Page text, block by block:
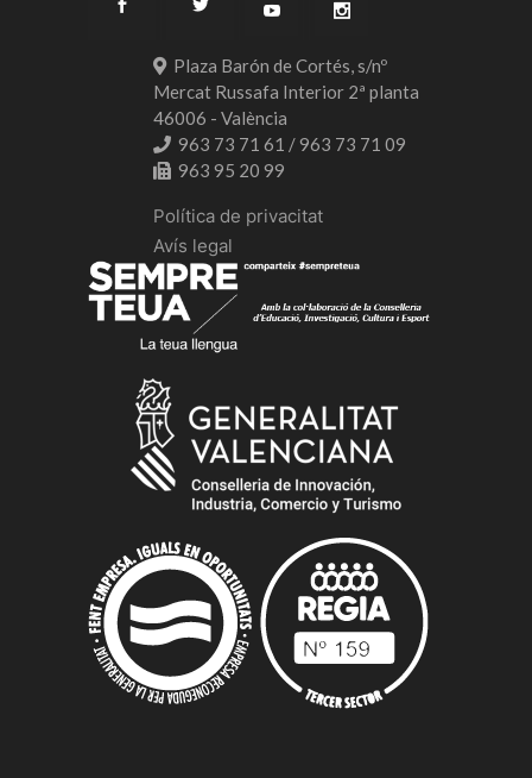
Plaza Barón de Cortés, s/nº
Mercat Russafa Interior 2ª planta
46006 - València
963 73 71 61 / 963 73 71 09
963 95 20 99
Política de privacitat
Avís legal